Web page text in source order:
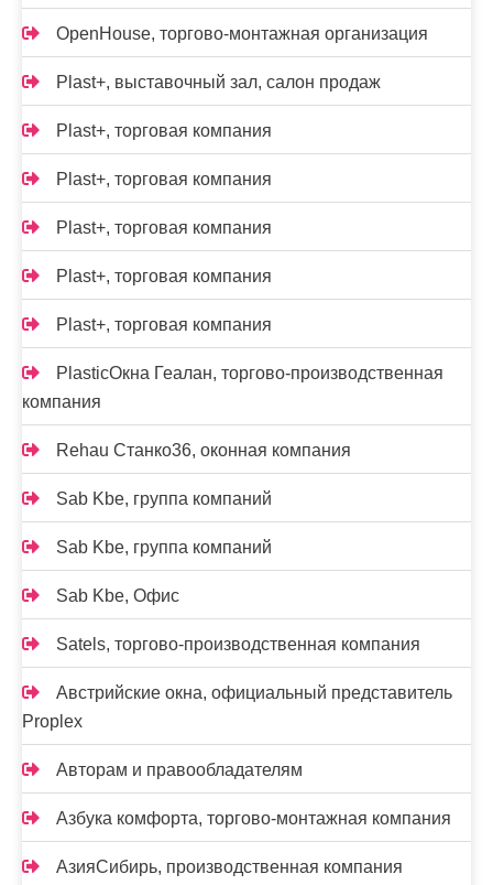
OpenHouse, торгово-монтажная организация
Plast+, выставочный зал, салон продаж
Plast+, торговая компания
Plast+, торговая компания
Plast+, торговая компания
Plast+, торговая компания
Plast+, торговая компания
PlasticОкна Геалан, торгово-производственная
компания
Rehau Станко36, оконная компания
Sab Kbe, группа компаний
Sab Kbe, группа компаний
Sab Kbe, Офис
Satels, торгово-производственная компания
Австрийские окна, официальный представитель
Proplex
Авторам и правообладателям
Азбука комфорта, торгово-монтажная компания
АзияСибирь, производственная компания